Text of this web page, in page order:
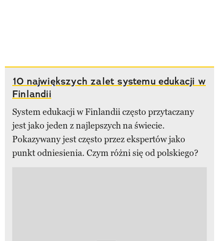
10 największych zalet systemu edukacji w
Finlandii
System edukacji w Finlandii często przytaczany
jest jako jeden z najlepszych na świecie.
Pokazywany jest często przez ekspertów jako
punkt odniesienia. Czym różni się od polskiego?